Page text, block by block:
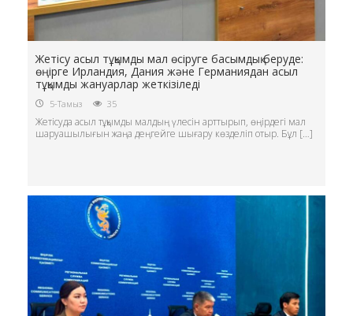
Жетісу асыл тұқымды мал өсіруге басымдық беруде:
өңірге Ирландия, Дания және Германиядан асыл
тұқымды жануарлар жеткізіледі
5-Тамыз 35
Жетісуда асыл тұқымды малдың үлесін арттырып, өңірдегі мал
шаруашылығын жаңа деңгейге шығару көзделіп отыр. Бұл […]